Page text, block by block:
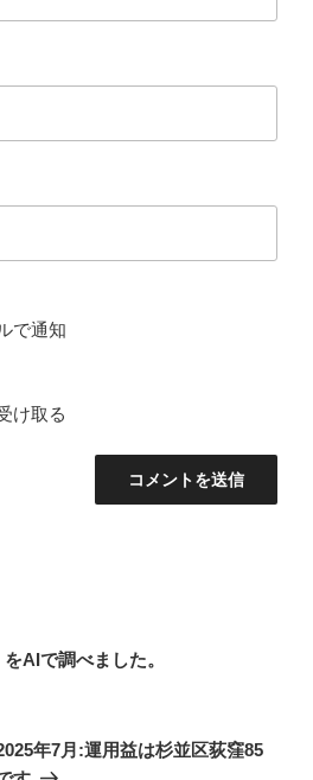
で通知
け取る
AIで調べました。
年7月:運用益は杉並区荻窪85